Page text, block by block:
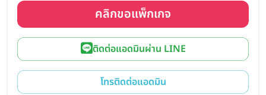
คลิกขอแพ็กเกจ
ติดต่อแอดมินผ่าน LINE
โทรติดต่อแอดมิน